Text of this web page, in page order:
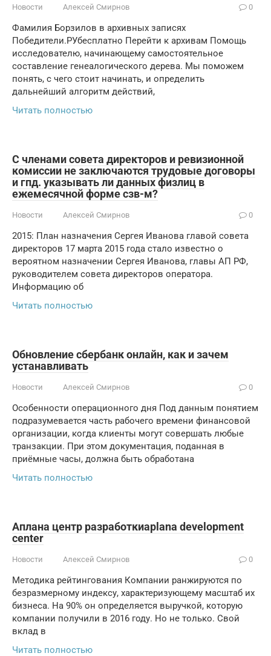
Новости Алексей Смирнов 0
Фамилия Борзилов в архивных записях
Победители.РУбесплатно Перейти к архивам Помощь
исследователю, начинающему самостоятельное
составление генеалогического дерева. Мы поможем
понять, с чего стоит начинать, и определить
дальнейший алгоритм действий,
Читать полностью
С членами совета директоров и ревизионной
комиссии не заключаются трудовые договоры
и гпд. указывать ли данных физлиц в
ежемесячной форме сзв-м?
Новости Алексей Смирнов 0
2015: План назначения Сергея Иванова главой совета
директоров 17 марта 2015 года стало известно о
вероятном назначении Сергея Иванова, главы АП РФ,
руководителем совета директоров оператора.
Информацию об
Читать полностью
Обновление сбербанк онлайн, как и зачем
устанавливать
Новости Алексей Смирнов 0
Особенности операционного дня Под данным понятием
подразумевается часть рабочего времени финансовой
организации, когда клиенты могут совершать любые
транзакции. При этом документация, поданная в
приёмные часы, должна быть обработана
Читать полностью
Аплана центр разработкиaplana development
center
Новости Алексей Смирнов 0
Методика рейтингования Компании ранжируются по
безразмерному индексу, характеризующему масштаб их
бизнеса. На 90% он определяется выручкой, которую
компании получили в 2016 году. Но не только. Свой
вклад в
Читать полностью